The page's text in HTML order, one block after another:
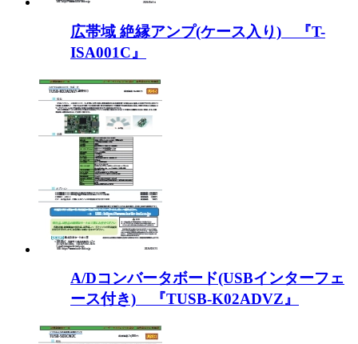
広帯域 絶縁アンプ(ケース入り) 『T-
ISA001C』
A/Dコンバータボード(USBインターフェ
ース付き) 『TUSB-K02ADVZ』